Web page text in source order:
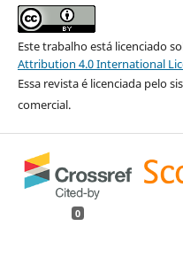
Este trabalho está licenciado
Attribution 4.0 International
Essa revista é licenciada pelo
comercial.
0